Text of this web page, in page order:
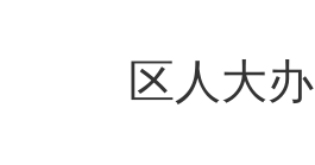
区人大办